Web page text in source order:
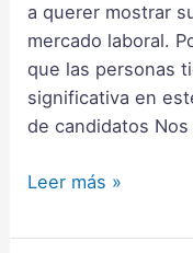
a querer mostrar
mercado laboral.
que las personas
significativa en
de candidatos Nos
Leer más »